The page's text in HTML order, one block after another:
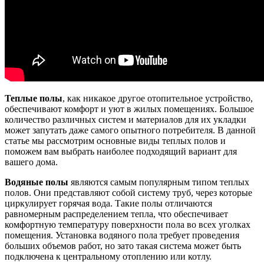
Теплые полы, как никакое другое отопительное устройство,
обеспечивают комфорт и уют в жилых помещениях. Большое
количество различных систем и материалов для их укладки
может запутать даже самого опытного потребителя. В данной
статье мы рассмотрим основные виды теплых полов и
поможем вам выбрать наиболее подходящий вариант для
вашего дома.
Водяные полы являются самым популярным типом теплых
полов. Они представляют собой систему труб, через которые
циркулирует горячая вода. Такие полы отличаются
равномерным распределением тепла, что обеспечивает
комфортную температуру поверхности пола во всех уголках
помещения. Установка водяного пола требует проведения
больших объемов работ, но зато такая система может быть
подключена к центральному отоплению или котлу.